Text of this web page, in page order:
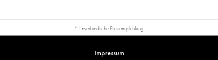
* Unverbindliche Preisempfehlung
Impressum